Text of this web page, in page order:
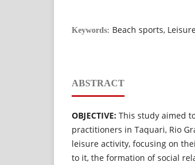
Keywords: Beach sports,
ABSTRACT
OBJECTIVE: This study aimed
practitioners in Taquari, Rio
leisure activity, focusing on
to it, the formation of social